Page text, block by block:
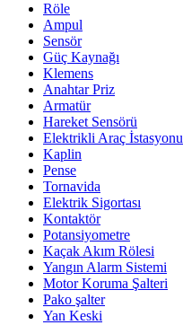
Röle
Ampul
Sensör
Güç Kaynağı
Klemens
Anahtar Priz
Armatür
Hareket Sensörü
Elektrikli Araç İstasyonu
Kaplin
Pense
Tornavida
Elektrik Sigortası
Kontaktör
Potansiyometre
Kaçak Akım Rölesi
Yangın Alarm Sistemi
Motor Koruma Şalteri
Pako şalter
Yan Keski